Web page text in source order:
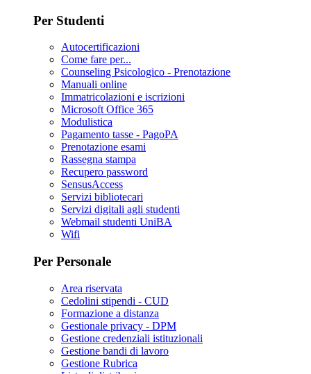
Per Studenti
Autocertificazioni
Come fare per...
Counseling Psicologico - Prenotazione
Manuali online
Immatricolazioni e iscrizioni
Microsoft Office 365
Modulistica
Pagamento tasse - PagoPA
Prenotazione esami
Rassegna stampa
Recupero password
SensusAccess
Servizi bibliotecari
Servizi digitali agli studenti
Webmail studenti UniBA
Wifi
Per Personale
Area riservata
Cedolini stipendi - CUD
Formazione a distanza
Gestionale privacy - DPM
Gestione credenziali istituzionali
Gestione bandi di lavoro
Gestione Rubrica